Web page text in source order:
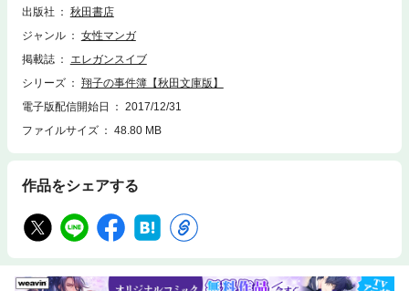
出版社
秋田書店
ジャンル
女性マンガ
掲載誌
エレガンスイブ
シリーズ
翔子の事件簿【秋田文庫版】
電子版配信開始日
2017/12/31
ファイルサイズ
48.80 MB
作品をシェアする